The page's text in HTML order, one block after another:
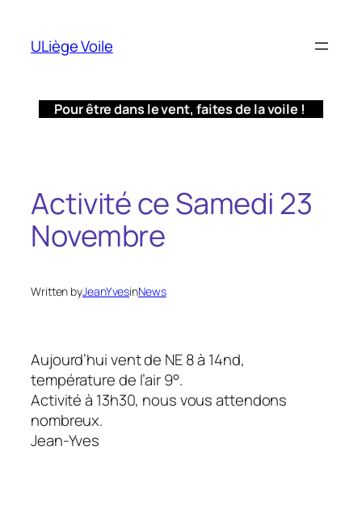
contenu
ULiège Voile
Pour être dans le vent, faites de la voile !
Activité ce Samedi 23
Novembre
Written byJeanYvesinNews
Aujourd’hui vent de NE 8 à 14nd,
température de l’air 9°.
Activité à 13h30, nous vous attendons
nombreux.
Jean-Yves